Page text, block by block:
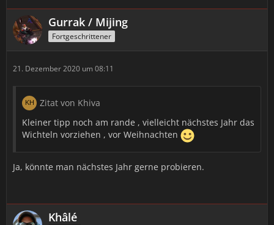
Gurrak / Mijing
Fortgeschrittener
21. Dezember 2020 um 08:11
Zitat von Khiva
Kleiner tipp noch am rande , vielleicht nächstes Jahr das
Wichteln vorziehen , vor Weihnachten
Ja, könnte man nächstes Jahr gerne probieren.
Khâlé